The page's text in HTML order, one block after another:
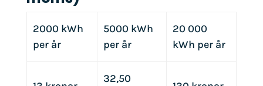
2000 kWh
per år
5000 kWh
per år
20 000
kWh per år
32,50